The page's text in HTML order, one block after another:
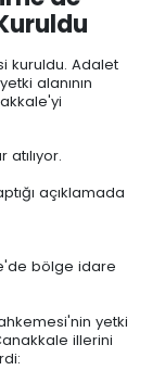
kuruldu. Adalet
alanının
atılıyor.
açıklamada
bölge idare
yetki
illerini